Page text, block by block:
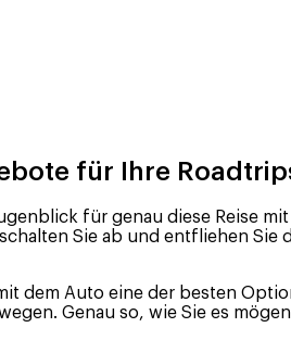
für Ihre
für genau diese Reise
Sie ab und entfliehen Sie
dem Auto eine der besten
Genau so, wie Sie es